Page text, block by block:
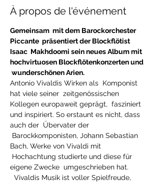
À propos de l'événement
Gemeinsam  mit dem Barockorchester
Piccante  präsentiert der Blockflötist
Isaac  Makhdoomi sein neues Album mit
hochvirtuosen Blockflötenkonzerten und
wunderschönen Arien.
Antonio Vivaldis Wirken als  Komponist
hat viele seiner  zeitgenössischen
Kollegen europaweit geprägt,  fasziniert
und inspiriert. So erstaunt es nicht, dass
auch der  Übervater der
Barockkomponisten, Johann Sebastian
Bach, Werke von Vivaldi mit
Hochachtung studierte und diese für
eigene Zwecke  umgeschrieben hat.
Vivaldis Musik ist voller Spielfreude,